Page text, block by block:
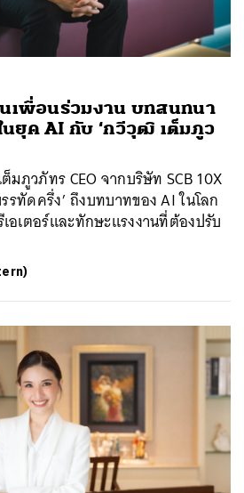
เพื่อนร่วมงาน บทสนทนา
ยุค AI กับ ‘กวีวุฒิ เต็มภูว
ภูวภัทร CEO จากบริษัท SCB 10X
รทัดครึ่ง’ ถึงบทบาทของ AI ในโลก
อเตอร์และทักษะแรงงานที่ต้องปรับ